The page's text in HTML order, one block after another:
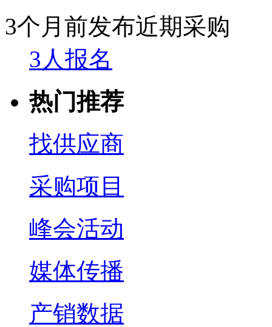
3个月前发布近期采购
3人报名
热门推荐
找供应商
采购项目
峰会活动
媒体传播
产销数据